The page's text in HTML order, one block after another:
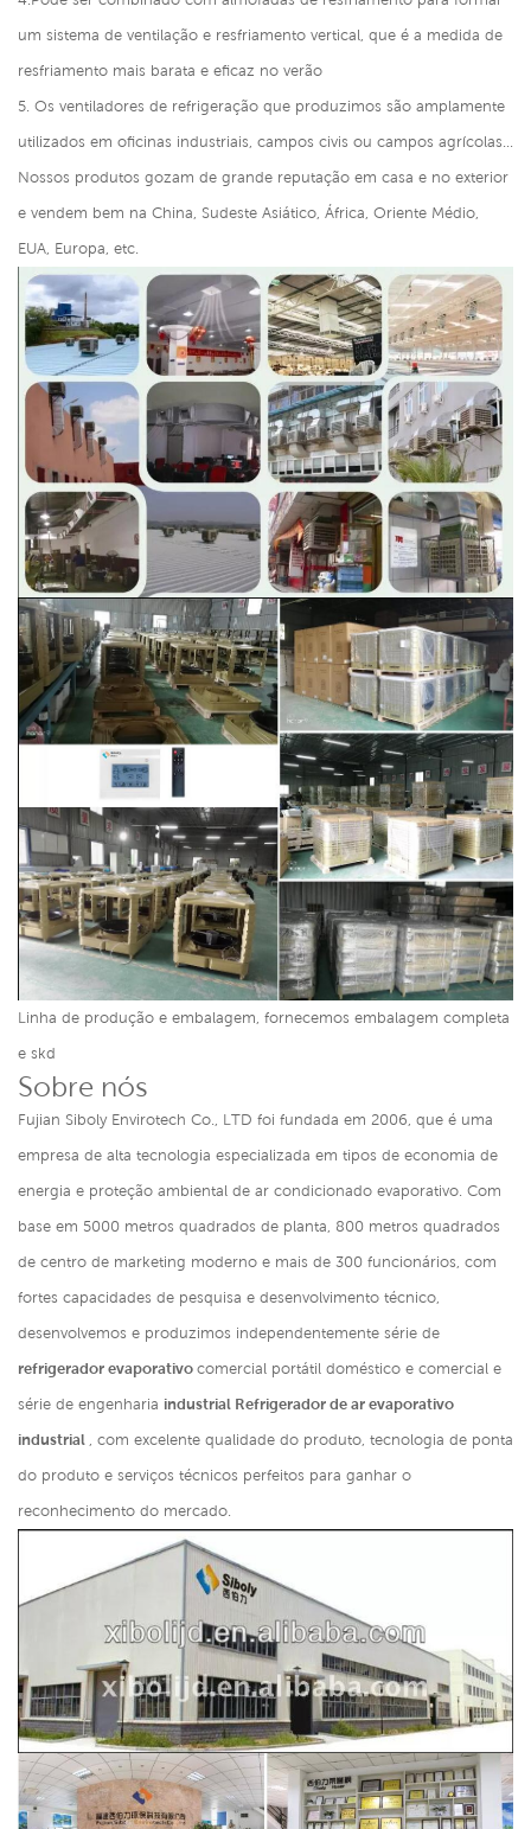
um sistema de ventilação e resfriamento vertical, que é a medida de
resfriamento mais barata e eficaz no verão
5. Os ventiladores de refrigeração que produzimos são amplamente
utilizados em oficinas industriais, campos civis ou campos agrícolas...
Nossos produtos gozam de grande reputação em casa e no exterior
e vendem bem na China, Sudeste Asiático, África, Oriente Médio,
EUA, Europa, etc.
Linha de produção e embalagem, fornecemos embalagem completa
e skd
Sobre nós
Fujian Siboly Envirotech Co., LTD foi fundada em 2006, que é uma
empresa de alta tecnologia especializada em tipos de economia de
energia e proteção ambiental de ar condicionado evaporativo. Com
base em 5000 metros quadrados de planta, 800 metros quadrados
de centro de marketing moderno e mais de 300 funcionários, com
fortes capacidades de pesquisa e desenvolvimento técnico,
desenvolvemos e produzimos independentemente série de
refrigerador evaporativo comercial portátil doméstico e comercial e
série de engenharia industrial Refrigerador de ar evaporativo
industrial , com excelente qualidade do produto, tecnologia de ponta
do produto e serviços técnicos perfeitos para ganhar o
reconhecimento do mercado.